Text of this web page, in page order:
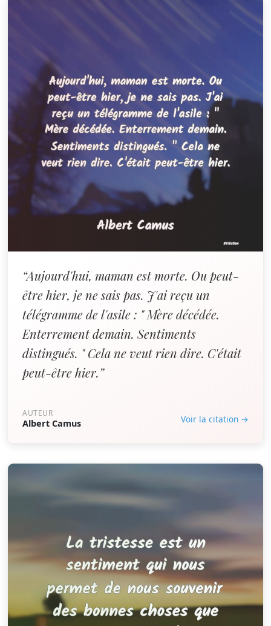
“Aujourd'hui, maman est morte. Ou peut-
être hier, je ne sais pas. J'ai reçu un
télégramme de l'asile : " Mère décédée.
Enterrement demain. Sentiments
distingués. " Cela ne veut rien dire. C'était
peut-être hier.”
AUTEUR
Albert Camus Voir la citation →